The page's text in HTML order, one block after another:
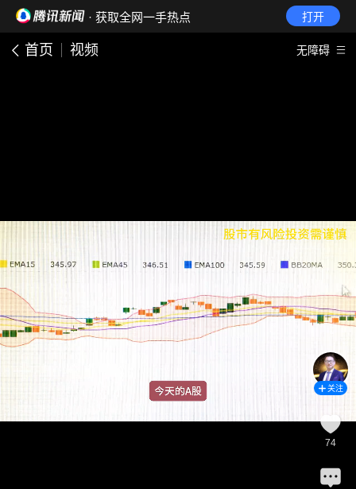
· 获取全网一手热点 打开
首页 视频 无障碍
关注
74